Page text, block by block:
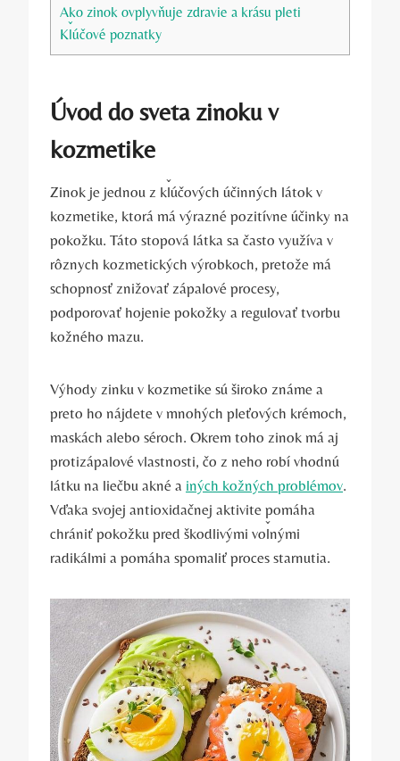
Ako zinok ovplyvňuje zdravie a krásu pleti
Kľúčové poznatky
Úvod do sveta zinoku v
kozmetike
Zinok je jednou z kľúčových účinných látok v
kozmetike, ktorá má výrazné pozitívne účinky na
pokožku. Táto stopová látka sa často využíva v
rôznych kozmetických výrobkoch, pretože má
schopnosť znižovať zápalové procesy,
podporovať hojenie pokožky a regulovať tvorbu
kožného mazu.
Výhody zinku v kozmetike sú široko známe a
preto ho nájdete v mnohých pleťových krémoch,
maskách alebo séroch. Okrem toho zinok má aj
protizápalové vlastnosti, čo z neho robí vhodnú
látku na liečbu akné a iných kožných problémov.
Vďaka svojej antioxidačnej aktivite pomáha
chrániť pokožku pred škodlivými voľnými
radikálmi a pomáha spomaliť proces starnutia.